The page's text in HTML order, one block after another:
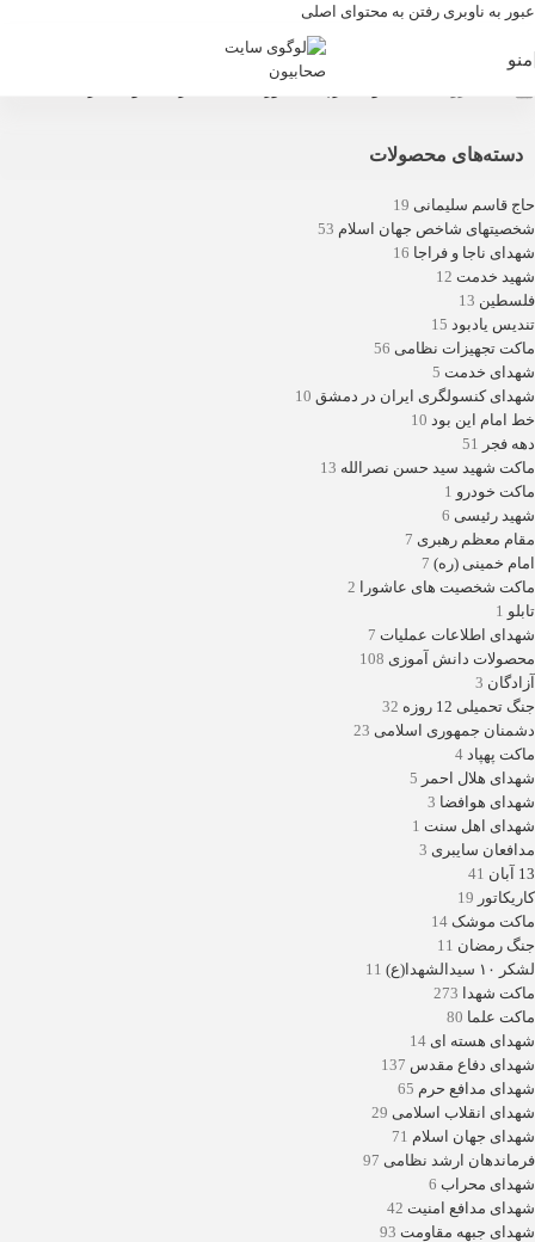
عبور به ناوبری رفتن به محتوای اصلی
منو
دسته‌های محصولات
حاج قاسم سلیمانی 19
شخصیتهای شاخص جهان اسلام 53
شهدای ناجا و فراجا 16
شهید خدمت 12
فلسطین 13
تندیس یادبود 15
ماکت تجهیزات نظامی 56
شهدای خدمت 5
شهدای کنسولگری ایران در دمشق 10
خط امام این بود 10
دهه فجر 51
ماکت شهید سید حسن نصرالله 13
ماکت خودرو 1
شهید رئیسی 6
مقام معظم رهبری 7
امام خمینی (ره) 7
ماکت شخصیت های عاشورا
2
تابلو 1
شهدای اطلاعات عملیات 7
محصولات دانش آموزی 108
آزادگان 3
جنگ تحمیلی 12 روزه
32
دشمنان جمهوری اسلامی 23
ماکت پهپاد 4
شهدای هلال احمر 5
شهدای هوافضا 3
شهدای اهل سنت 1
مدافعان سایبری 3
13 آبان
41
کاریکاتور 19
ماکت موشک 14
جنگ رمضان 11
لشکر ۱۰ سیدالشهدا(ع)
11
ماکت شهدا 273
ماکت علما 80
شهدای هسته ای 14
شهدای دفاع مقدس 137
شهدای مدافع حرم 65
شهدای انقلاب اسلامی 29
شهدای جهان اسلام 71
فرماندهان ارشد نظامی 97
شهدای محراب 6
شهدای مدافع امنیت 42
شهدای جبهه مقاومت 93